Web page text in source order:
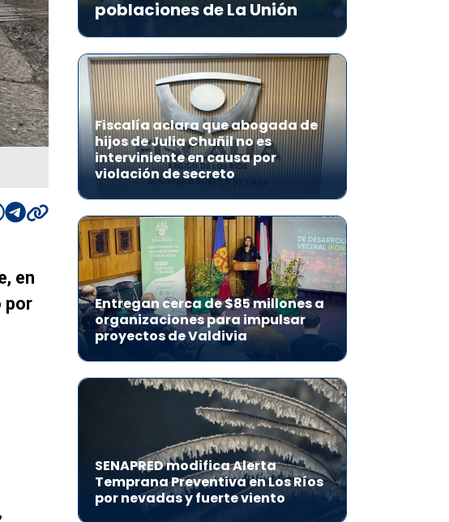
en
por
poblaciones de La Unión
Fiscalía aclara que abogada de
hijos de Julia Chuñil no es
interviniente en causa por
violación de secreto
Entregan cerca de $85 millones a
organizaciones para impulsar
proyectos de Valdivia
SENAPRED modifica Alerta
Temprana Preventiva en Los Ríos
por nevadas y fuerte viento